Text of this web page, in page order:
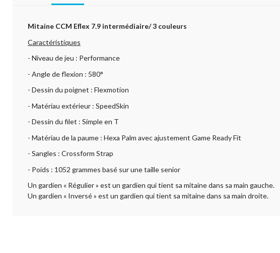
Mitaine CCM Eflex 7.9 intermédiaire/ 3 couleurs
Caractéristiques
- Niveau de jeu : Performance
- Angle de flexion : 580°
- Dessin du poignet : Flexmotion
- Matériau extérieur : SpeedSkin
- Dessin du filet : Simple en T
- Matériau de la paume : Hexa Palm avec ajustement Game Ready Fit
- Sangles : Crossform Strap
- Poids : 1052 grammes basé sur une taille senior
Un gardien « Régulier » est un gardien qui tient sa mitaine dans sa main gauche.
Un gardien « Inversé » est un gardien qui tient sa mitaine dans sa main droite.